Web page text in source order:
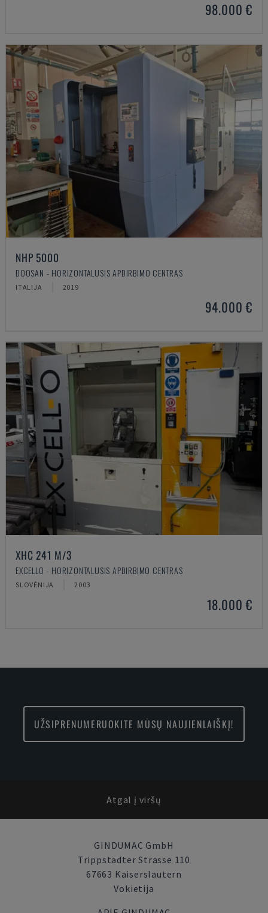
98.000 €
NHP 5000
DOOSAN - HORIZONTALUSIS APDIRBIMO CENTRAS
ITALIJA 2019
94.000 €
XHC 241 M/3
EXCELLO - HORIZONTALUSIS APDIRBIMO CENTRAS
SLOVĖNIJA 2003
18.000 €
UŽSIPRENUMERUOKITE MŪSŲ NAUJIENLAIŠKĮ!
Atgal į viršų
GINDUMAC GmbH
Trippstadter Strasse 110
67663 Kaiserslautern
Vokietija